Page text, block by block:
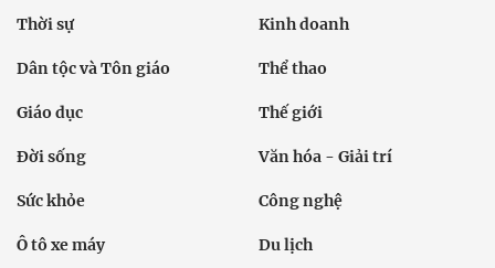
Thời sự Kinh doanh
Dân tộc và Tôn giáo Thể thao
Giáo dục Thế giới
Đời sống Văn hóa - Giải trí
Sức khỏe Công nghệ
Ô tô xe máy Du lịch